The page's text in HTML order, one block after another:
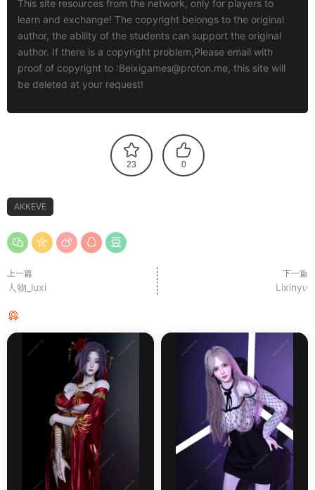
This site resources from the network, only for players to
learn and exchange! The copyright belongs to the original
author, the ability of the students can support the original
author. If there is a copyright problem,Please email with
proof of copyright to :Beixigames@proton.me, this site will
be deleted at your request!
23 0
AKKEVE
上一篇
人物_luxi
下一篇
Lixinyu